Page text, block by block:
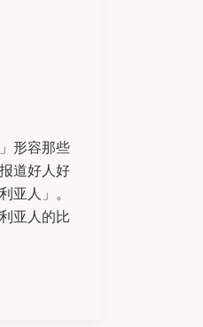
形容那些
道好人好
亚人」。
亚人的比